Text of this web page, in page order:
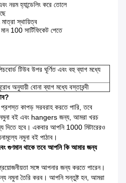
নরম হ্যান্ডেলিং করে তোলে
স্থায়িত্ব
100 সার্টিফিকেট পেতে
টিউব উপর ঘূর্ণিত এবং বহু ব্যাগ মধ্যে
অনুযায়ী বোনা ব্যাগ মধ্যে বস্তাবন্দী
প্রশস্ত কাপড় সরবরাহ করতে পারি, তবে
নমুনা বই এবং hangers জন্য, আমরা খরচ
দিতে হবে। একবার আপনি 1000 মিটারেরও
নমুনা বই পাঠাব।
গুণমান থাকে তবে আপনি কি আমার জন্য
সঙ্গে আপনার জন্য করতে পারেন।
নমুনা তৈরি করব। আপনি সন্তুষ্ট হন, আমরা